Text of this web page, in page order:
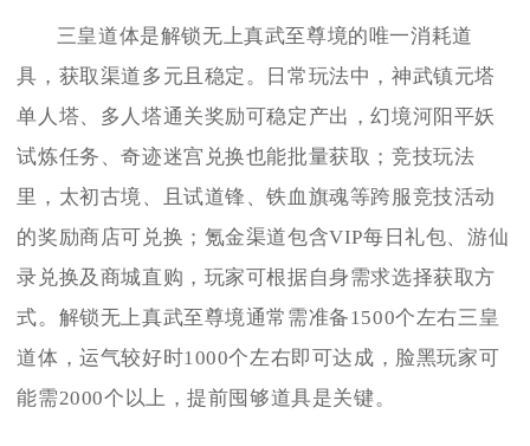
三皇道体是解锁无上真武至尊境的唯一消耗道
具，获取渠道多元且稳定。日常玩法中，神武镇元塔
单人塔、多人塔通关奖励可稳定产出，幻境河阳平妖
试炼任务、奇迹迷宫兑换也能批量获取；竞技玩法
里，太初古境、且试道锋、铁血旗魂等跨服竞技活动
的奖励商店可兑换；氪金渠道包含VIP每日礼包、游仙
录兑换及商城直购，玩家可根据自身需求选择获取方
式。解锁无上真武至尊境通常需准备1500个左右三皇
道体，运气较好时1000个左右即可达成，脸黑玩家可
能需2000个以上，提前囤够道具是关键。